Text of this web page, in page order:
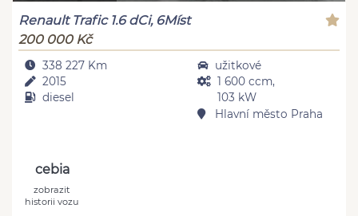
Renault Trafic 1.6 dCi, 6Míst
200 000 Kč
338 227 Km
2015
diesel
užitkové
1 600 ccm,
103 kW
Hlavní město Praha
cebia
zobrazit
historii vozu